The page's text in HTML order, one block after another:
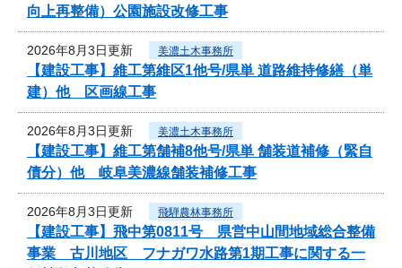
向上再整備）公園施設改修工事
2026年8月3日更新 美濃土木事務所
【建設工事】維工第維区1他号/県単 道路維持修繕（単
建）他 区画線工事
2026年8月3日更新 美濃土木事務所
【建設工事】維工第舗補8他号/県単 舗装道補修（緊自
債分）他 岐阜美濃線舗装補修工事
2026年8月3日更新 飛騨農林事務所
【建設工事】飛中第0811号 県営中山間地域総合整備
事業 古川地区 フナガワ水路第1期工事に関する一